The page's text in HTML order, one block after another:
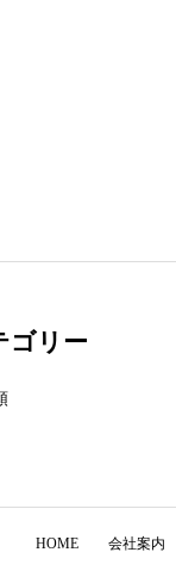
ゴリー
HOME 会社案内